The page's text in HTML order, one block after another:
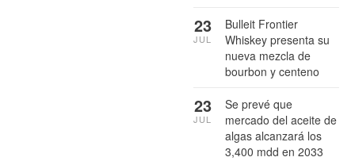
Bulleit Frontier
Whiskey presenta su
nueva mezcla de
bourbon y centeno
23
JUL
Se prevé que
mercado del aceite de
algas alcanzará los
3,400 mdd en 2033
23
JUL